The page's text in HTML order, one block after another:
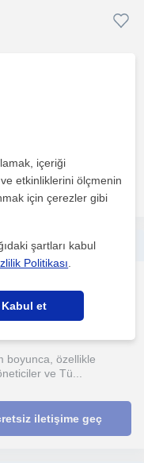
mezunuyum.
iletişime geç
boyunca, özellikle
ve Tü...
iletişime geç
içeriği
etkinliklerini ölçmenin
için çerezler gibi
şartları kabul
Politikası
Kabul et